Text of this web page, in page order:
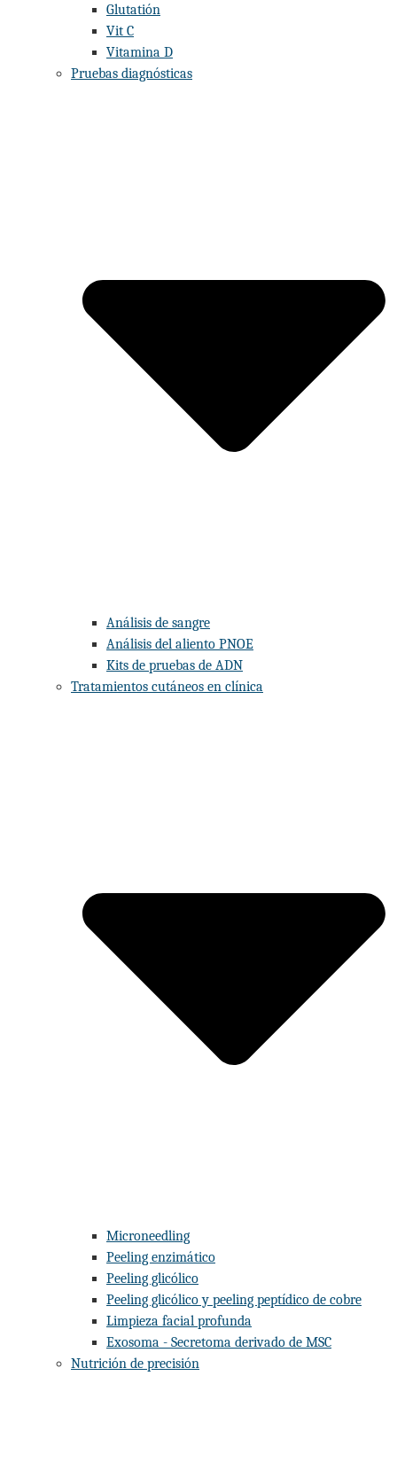
Glutatión
Vit C
Vitamina D
Pruebas diagnósticas
Análisis de sangre
Análisis del aliento PNOE
Kits de pruebas de ADN
Tratamientos cutáneos en clínica
Microneedling
Peeling enzimático
Peeling glicólico
Peeling glicólico y peeling peptídico de cobre
Limpieza facial profunda
Exosoma - Secretoma derivado de MSC
Nutrición de precisión